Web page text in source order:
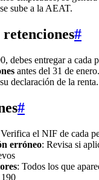
sube a la AEAT.
#
debes entregar a cada
antes del 31 de
declaración de la renta.
#
el NIF de cada
erróneo: Revisa si
: Todos los que
190